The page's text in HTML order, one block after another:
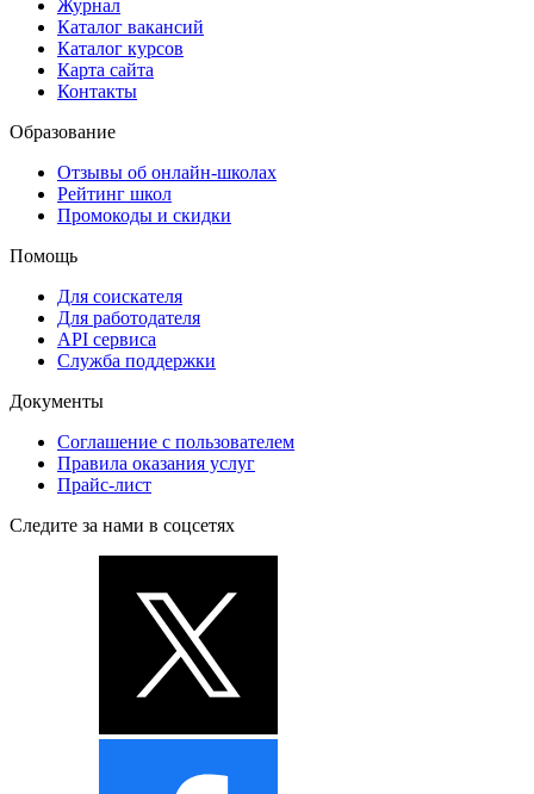
Журнал
Каталог вакансий
Каталог курсов
Карта сайта
Контакты
Образование
Отзывы об онлайн-школах
Рейтинг школ
Промокоды и скидки
Помощь
Для соискателя
Для работодателя
API сервиса
Служба поддержки
Документы
Соглашение с пользователем
Правила оказания услуг
Прайс-лист
Следите за нами в соцсетях